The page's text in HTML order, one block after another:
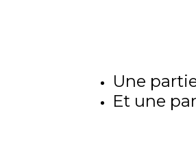
Une
Et une